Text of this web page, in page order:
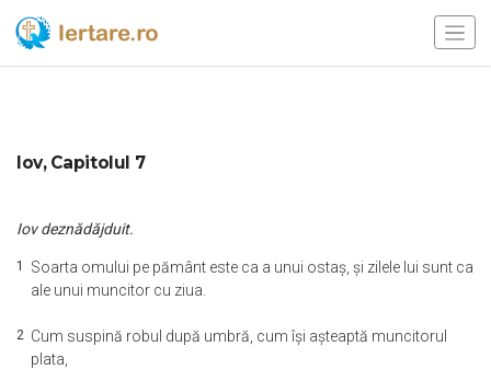
Iov, Capitolul 7
Iov deznădăjduit.
1 Soarta omului pe pământ este ca a unui ostaş, şi zilele lui sunt ca
ale unui muncitor cu ziua.
2 Cum suspină robul după umbră, cum îşi aşteaptă muncitorul
plata,